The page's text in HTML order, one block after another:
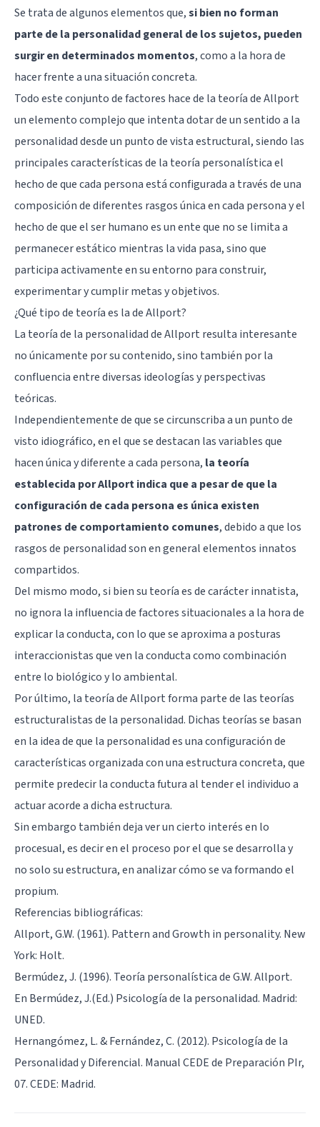
Se trata de algunos elementos que,si bien no forman
parte de la personalidad general de los sujetos, pueden
surgir en determinados momentos, como a la hora de
hacer frente a una situación concreta.
Todo este conjunto de factores hace de la teoría de Allport
un elemento complejo que intenta dotar de un sentido a la
personalidad desde un punto de vista estructural, siendo las
principales características de la teoría personalística el
hecho de que cada persona está configurada a través de una
composición de diferentes rasgos única en cada persona y el
hecho de que el ser humano es un ente que no se limita a
permanecer estático mientras la vida pasa, sino que
participa activamente en su entorno para construir,
experimentar y cumplir metas y objetivos.
¿Qué tipo de teoría es la de Allport?
La teoría de la personalidad de Allport resulta interesante
no únicamente por su contenido, sino también por la
confluencia entre diversas ideologías y perspectivas
teóricas.
Independientemente de que se circunscriba a un punto de
visto idiográfico, en el que se destacan las variables que
hacen única y diferente a cada persona, la teoría
establecida por Allport indica que a pesar de que la
configuración de cada persona es única existen
patrones de comportamiento comunes, debido a que los
rasgos de personalidad son en general elementos innatos
compartidos.
Del mismo modo, si bien su teoría es de carácter innatista,
no ignora la influencia de factores situacionales a la hora de
explicar la conducta, con lo que se aproxima a posturas
interaccionistas que ven la conducta como combinación
entre lo biológico y lo ambiental.
Por último, la teoría de Allport forma parte de las teorías
estructuralistas de la personalidad. Dichas teorías se basan
en la idea de que la personalidad es una configuración de
características organizada con una estructura concreta, que
permite predecir la conducta futura al tender el individuo a
actuar acorde a dicha estructura.
Sin embargo también deja ver un cierto interés en lo
procesual, es decir en el proceso por el que se desarrolla y
no solo su estructura, en analizar cómo se va formando el
propium.
Referencias bibliográficas:
Allport, G.W. (1961). Pattern and Growth in personality. New
York: Holt.
Bermúdez, J. (1996). Teoría personalística de G.W. Allport.
En Bermúdez, J.(Ed.) Psicología de la personalidad. Madrid:
UNED.
Hernangómez, L. & Fernández, C. (2012). Psicología de la
Personalidad y Diferencial. Manual CEDE de Preparación PIr,
07. CEDE: Madrid.